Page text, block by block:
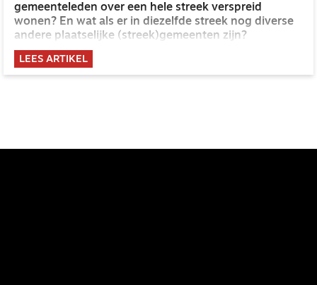
gemeenteleden over een hele streek verspreid
wonen? En wat als er in diezelfde streek nog diverse
andere plaatselijke (streek)gemeenten zijn?
LEES ARTIKEL